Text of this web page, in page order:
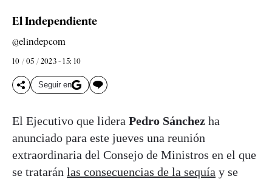
El Independiente
@elindepcom
10 / 05 / 2023 - 15: 10
Seguir en
El Ejecutivo que lidera Pedro Sánchez ha
anunciado para este jueves una reunión
extraordinaria del Consejo de Ministros en el que
se tratarán las consecuencias de la sequía y se